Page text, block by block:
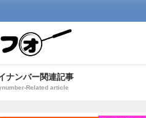
ナンバー関連記事
Related article